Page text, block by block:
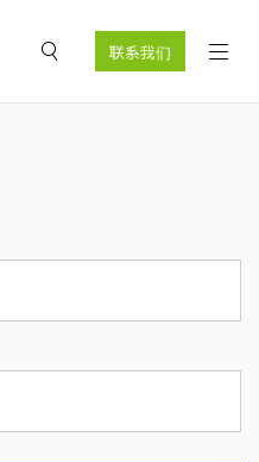
联系我们